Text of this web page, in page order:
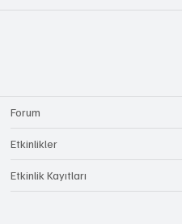
Forum
Etkinlikler
Etkinlik Kayıtları